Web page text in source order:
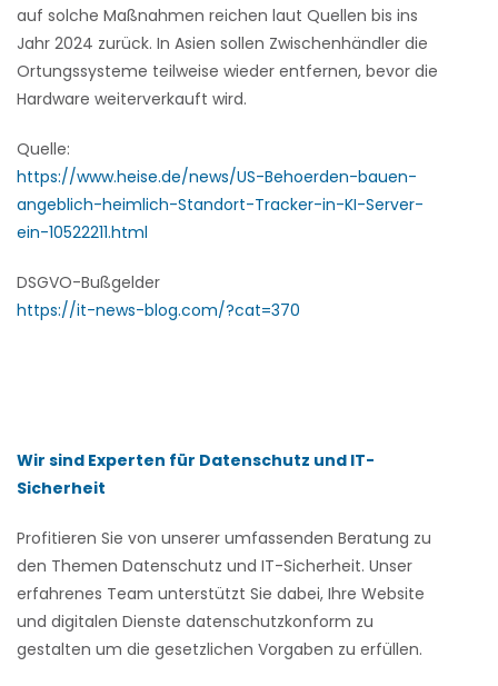
auf solche Maßnahmen reichen laut Quellen bis ins
Jahr 2024 zurück. In Asien sollen Zwischenhändler die
Ortungssysteme teilweise wieder entfernen, bevor die
Hardware weiterverkauft wird.
Quelle:
https://www.heise.de/news/US-Behoerden-bauen-
angeblich-heimlich-Standort-Tracker-in-KI-Server-
ein-10522211.html
DSGVO-Bußgelder
https://it-news-blog.com/?cat=370
Wir sind Experten für Datenschutz und IT-
Sicherheit
Profitieren Sie von unserer umfassenden Beratung zu
den Themen Datenschutz und IT-Sicherheit. Unser
erfahrenes Team unterstützt Sie dabei, Ihre Website
und digitalen Dienste datenschutzkonform zu
gestalten um die gesetzlichen Vorgaben zu erfüllen.